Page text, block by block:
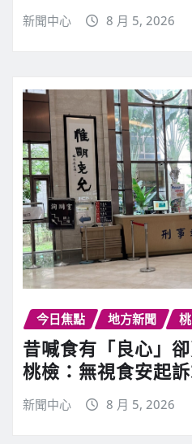
新聞中心 8 月 5, 2026
今日焦點 地方新聞
昔喊食有「良心」
桃檢：無視食安起
新聞中心 8 月 5, 2026